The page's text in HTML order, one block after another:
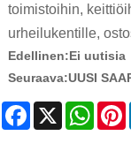
toimistoihin,
urheilukentille,
Edellinen:Ei uutisia
Seuraava:UUSI
Facebook